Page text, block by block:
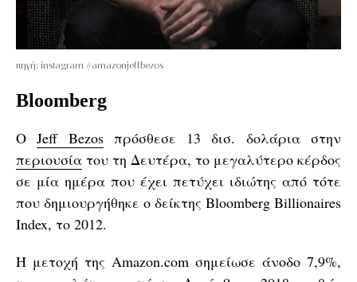
πηγή: instagram #amazonjeffbezos
Bloomberg
ΟJeff Bezosπρόσθεσε 13 δισ. δολάρια στην
περιουσία του τη Δευτέρα, το μεγαλύτερο κέρδος
σε μία ημέρα που έχει πετύχει ιδιώτης από τότε
που δημιουργήθηκε ο δείκτης Bloomberg Billionaires
Index, το 2012.
Η μετοχή της Amazon.com σημείωσε άνοδο 7,9%,